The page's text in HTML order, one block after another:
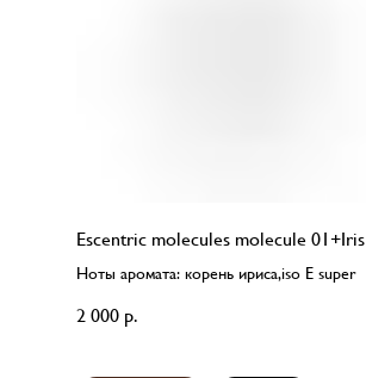
Escentric molecules molecule 01+Iris
Ноты аромата: корень ириса,iso E super
2 000 р.